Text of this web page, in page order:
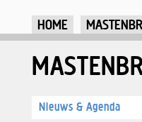
HOME
Nieuws & Agenda